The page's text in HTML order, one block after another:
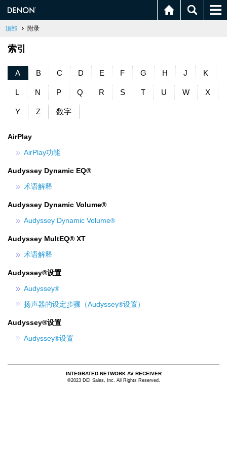
顶部 附录
索引
A B C D E F G H J K
L N P Q R S T U W X
Y Z 数字
AirPlay
AirPlay功能
Audyssey Dynamic EQ®
术语解释
Audyssey Dynamic Volume®
Audyssey Dynamic Volume®
Audyssey MultEQ® XT
术语解释
Audyssey®设置
Audyssey®
扬声器的设定步骤（Audyssey®设置）
Audyssey®设置
Audyssey®设置
INTEGRATED NETWORK AV RECEIVER
©2023 DEI Sales, Inc. All Rights Reserved.